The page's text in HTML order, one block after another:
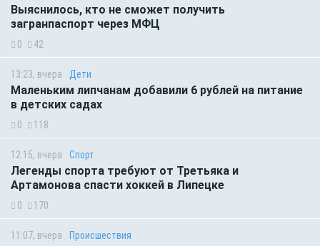
Выяснилось, кто не сможет получить
загранпаспорт через МФЦ
0 42
13:23, вчера Дети
Маленьким липчанам добавили 6 рублей на питание
в детских садах
0 118
12:15, вчера Спорт
Легенды спорта требуют от Третьяка и
Артамонова спасти хоккей в Липецке
0 170
11:07, вчера Происшествия